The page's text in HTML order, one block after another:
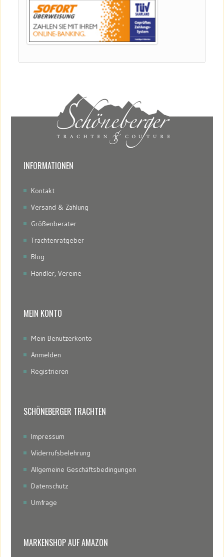
INFORMATIONEN
Kontakt
Versand & Zahlung
Größenberater
Trachtenratgeber
Blog
Händler, Vereine
MEIN KONTO
Mein Benutzerkonto
Anmelden
Registrieren
SCHÖNEBERGER TRACHTEN
Impressum
Widerrufsbelehrung
Allgemeine Geschäftsbedingungen
Datenschutz
Umfrage
MARKENSHOP AUF AMAZON